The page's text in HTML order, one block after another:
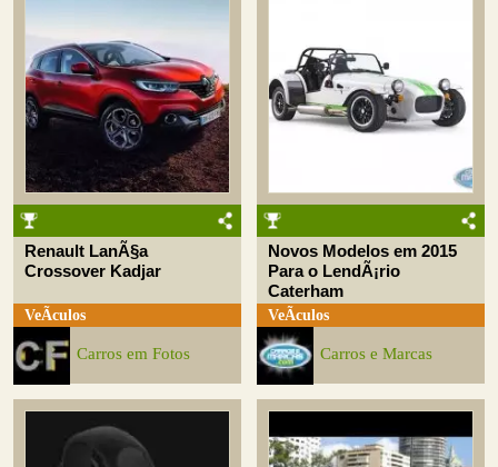
Perguntas Frequentes
Sobre
Renault LanÃ§a
Crossover Kadjar
VeÃ­culos
Carros em Fotos
Novos Modelos em 2015
Para o LendÃ¡rio
Caterham
VeÃ­culos
Carros e Marcas